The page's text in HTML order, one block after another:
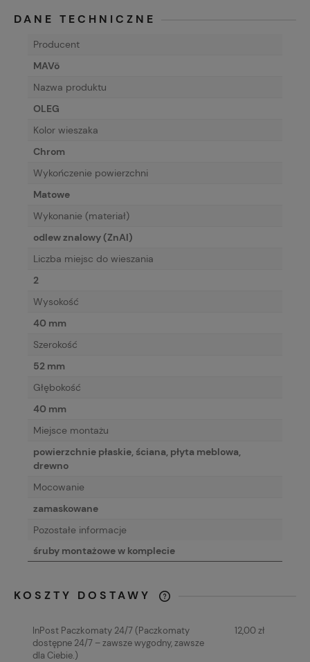
DANE TECHNICZNE
Producent
MAVö
Nazwa produktu
OLEG
Kolor wieszaka
Chrom
Wykończenie powierzchni
Matowe
Wykonanie (materiał)
odlew znalowy (ZnAl)
Liczba miejsc do wieszania
2
Wysokość
40 mm
Szerokość
52 mm
Głębokość
40 mm
Miejsce montażu
powierzchnie płaskie, ściana, płyta meblowa,
drewno
Mocowanie
zamaskowane
Pozostałe informacje
śruby montażowe w komplecie
KOSZTY DOSTAWY
KOSZTÓW PŁATNOŚCI
InPost Paczkomaty 24/7(Paczkomaty
dostępne 24/7 – zawsze wygodny, zawsze
dla Ciebie.)
12,00 zł